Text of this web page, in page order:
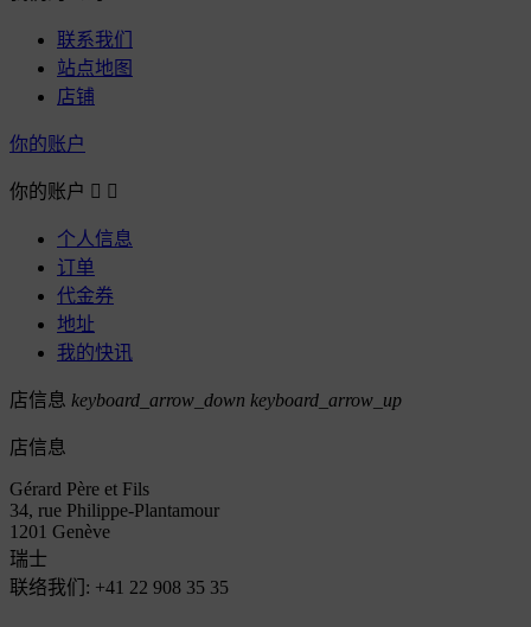
联系我们
站点地图
店铺
你的账户
你的账户  
个人信息
订单
代金券
地址
我的快讯
店信息 keyboard_arrow_down keyboard_arrow_up
店信息
Gérard Père et Fils
34, rue Philippe-Plantamour
1201 Genève
瑞士
联络我们: +41 22 908 35 35